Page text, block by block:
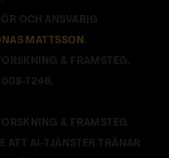
OCH ANSVARIG
MATTSSON.
& FRAMSTEG.
7246.
& FRAMSTEG
ATT AI-TJÄNSTER TRÄNAR